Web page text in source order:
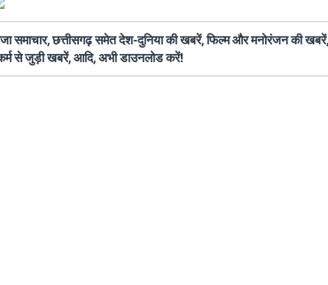
समाचार, छत्तीसगढ़ समेत देश-दुनिया की खबरें, फिल्म और मनोरंजन की
से जुड़ी खबरें, आदि, अभी डाउनलोड करें!